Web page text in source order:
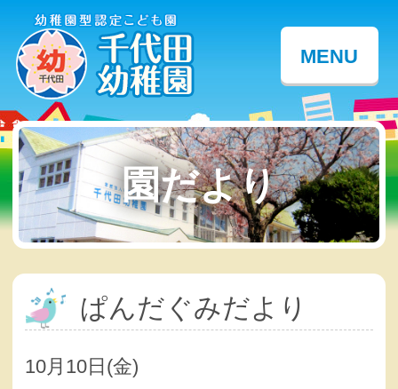
MENU
園だより
ぱんだぐみだより
10月10日(金)